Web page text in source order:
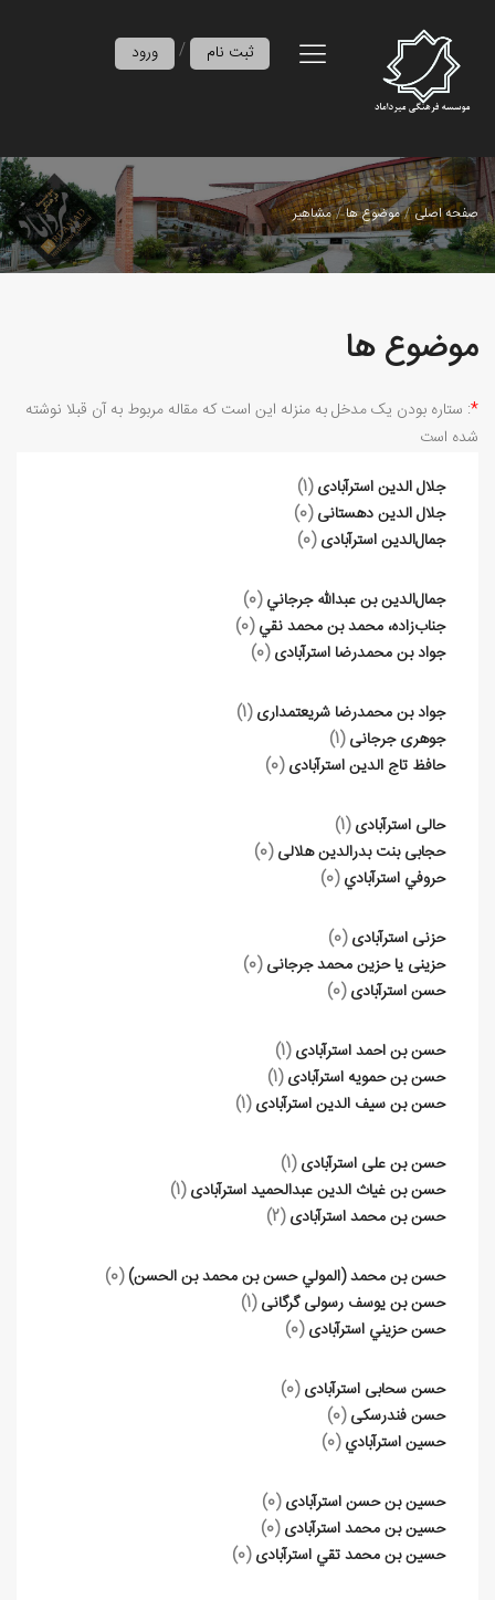
ورود / ثبت نام
صفحه اصلی موضوع ها مشاهیر
موضوع ها
*: ستاره بودن ﯾﮏ ﻣﺪﺧﻞ ﺑﻪ ﻣﻨﺰﻟﻪ اﯾﻦ اﺳﺖ ﮐﻪ ﻣﻘﺎﻟﻪ ﻣﺮﺑﻮط ﺑﻪ آن ﻗﺒﻼ ﻧﻮﺷﺘﻪ
ﺷﺪه اﺳت
جلال الدین استرآبادی (1)
جلال الدین دهستانی (0)
جمال‌الدين استرآبادی (0)
جمال‌الدين بن عبدالله جرجاني (0)
جناب‌زاده، محمد بن محمد نقي (0)
جواد بن محمدرضا استرآبادی (0)
جواد بن محمدرضا شریعتمداری (1)
جوهری جرجانی (1)
حافظ تاج الدین استرآبادی (0)
حالی استرآبادی (1)
حجابی بنت بدرالدین هلالی (0)
حروفي استرآبادي (0)
حزنی استرآبادی (0)
حزینی یا حزین محمد جرجانی (0)
حسن استرآبادی (0)
حسن بن احمد استرآبادی (1)
حسن بن حمویه استرآبادی (1)
حسن بن سیف الدین استرآبادی (1)
حسن بن علی استرآبادی (1)
حسن بن غیاث الدین عبدالحمید استرآبادی (1)
حسن بن محمد استرآبادی (2)
حسن بن محمد (المولي حسن بن محمد بن الحسن) (0)
حسن بن یوسف رسولی گرگانی (1)
حسن حزيني استرآبادی (0)
حسن سحابی استرآبادی (0)
حسن فندرسکی (0)
حسين استرآبادي (0)
حسين بن حسن استرآبادی (0)
حسين بن محمد استرآبادی (0)
حسين بن محمد تقي استرآبادی (0)